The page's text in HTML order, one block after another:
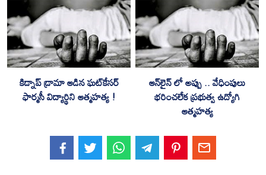
కిడ్నాప్ డ్రామా ఆడిన ఘట్‌కేసర్‌
ఫార్మసీ విద్యార్థిని ఆత్మహత్య !
ఆన్‌లైన్‌ లో అప్పు .. వేధింపులు
భరించలేక ప్రభుత్వ ఉద్యోగి
ఆత్మహత్య